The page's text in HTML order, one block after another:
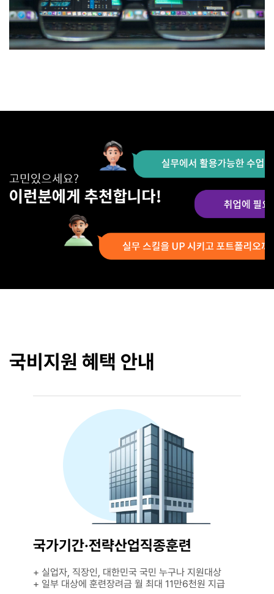
국비지원 혜택 안내
국가기간·전략산업직종훈련
+ 실업자, 직장인, 대한민국 국민 누구나 지원대상
+ 일부 대상에 훈련장려금 월 최대 11만6천원 지급